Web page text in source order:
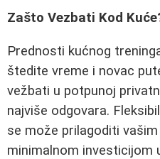
Zašto Vezbati Kod
Prednosti kućnog
štedite vreme i novac
vežbati u potpunoj
najviše odgovara.
se može prilagoditi
minimalnom investicijom